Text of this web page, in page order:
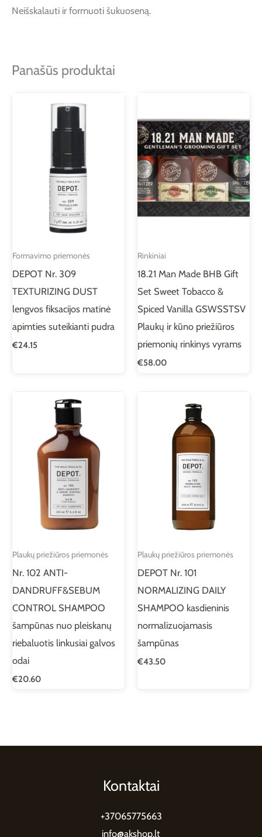
Neišskalauti ir formuoti šukuoseną.
Panašūs produktai
Formavimo priemonės
DEPOT Nr. 309
TEXTURIZING DUST
lengvos fiksacijos matinė
apimties suteikianti pudra
€24.15
Rinkiniai
18.21 Man Made BHB Gift
Set Sweet Tobacco &
Spiced Vanilla GSWSSTSV
Plaukų ir kūno priežiūros
priemonių rinkinys vyrams
€58.00
Plaukų priežiūros priemonės
Nr. 102 ANTI-
DANDRUFF&SEBUM
CONTROL SHAMPOO
šampūnas nuo pleiskanų
riebaluotis linkusiai galvos
odai
€20.60
Plaukų priežiūros priemonės
DEPOT Nr. 101
NORMALIZING DAILY
SHAMPOO kasdieninis
normalizuojamasis
šampūnas
€43.50
Kontaktai
+37065775663
info@akshop.lt